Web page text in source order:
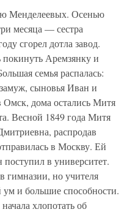
Менделеевых. Осенью
месяца — сестра
сгорел дотла завод.
Аремзянку и
семья распалась:
сыновья Иван и
дома остались Митя
Весной 1849 года Митя
распродав
в Москву. Ей
в университет.
но учителя
ум и большие способности.
хлопотать об